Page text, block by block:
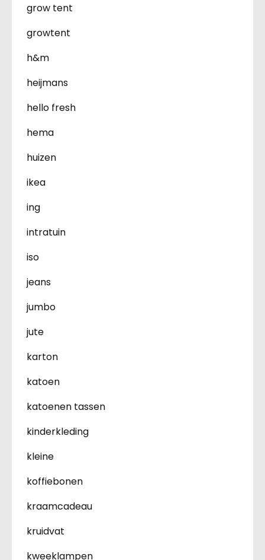
grow tent
growtent
h&m
heijmans
hello fresh
hema
huizen
ikea
ing
intratuin
iso
jeans
jumbo
jute
karton
katoen
katoenen tassen
kinderkleding
kleine
koffiebonen
kraamcadeau
kruidvat
kweeklampen